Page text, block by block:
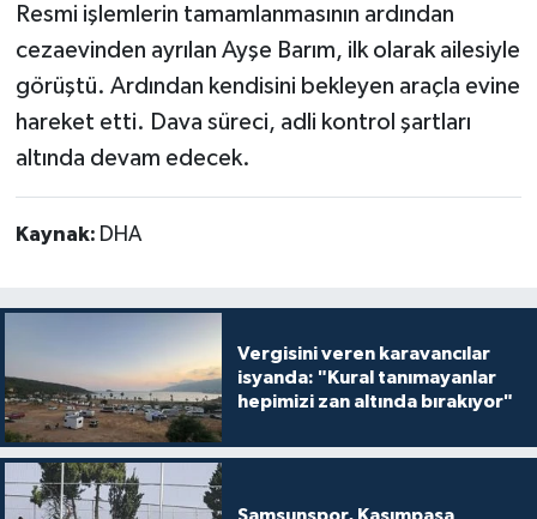
Resmi işlemlerin tamamlanmasının ardından
cezaevinden ayrılan Ayşe Barım, ilk olarak ailesiyle
görüştü. Ardından kendisini bekleyen araçla evine
hareket etti. Dava süreci, adli kontrol şartları
altında devam edecek.
Kaynak: DHA
Vergisini veren karavancılar
isyanda: "Kural tanımayanlar
hepimizi zan altında bırakıyor"